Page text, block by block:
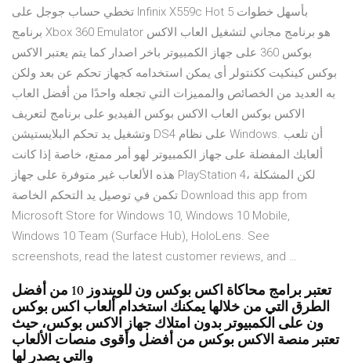
تخطي حساب جوجل على Infinix X559c Hot 5 بأسهل خطوات
برنامج Xbox 360 Emulator هو برنامج مجاني لتشغيل العاب الاكس
بوكس 360 على جهاز الكمبيوتر باخر اصدار كما يتم يعتبر الاكس
بوكس كينكيت ككنتولر أى يمكن استخدامه كجهاز تحكم عن بعد ولكن
به العديد من الخصائص والمميزات التي تجعله واحدًا من أفضل العاب
الاكس بوكس العاب الاكس بوكس الفيديو على برنامج لتعريف
وتشغيل يد تحكم البلايستيشن DS4 على نظام Windows. أن تلعب
ألعابك المفضلة على جهاز الكمبيوتر لهو أمر ممتع، خاصة إذا كانت
هذه الألعاب غير متوفرة على جهاز PlayStation 4، لكن المشكلة
تكمن في توصيل يد التحكم الخاصة Download this app from
Microsoft Store for Windows 10, Windows 10 Mobile,
Windows 10 Team (Surface Hub), HoloLens. See
screenshots, read the latest customer reviews, and …
تعتبر برامج محاكاة اكس بوكس ون للويندوز 10 من أفضل
الطرق التي من خلالها يمكنك استخدام ألعاب اكس بوكس
ون على الكمبيوتر بدون امتلاك جهاز الاكس بوكس، حيث
تعتبر منصة الاكس بوكس من أفضل وأقوى منصات الألعاب
والتي يصدر لها